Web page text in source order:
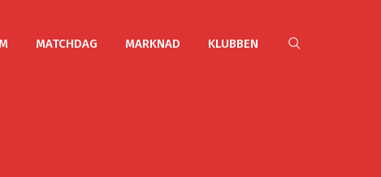
MATCHDAG MARKNAD KLUBBEN